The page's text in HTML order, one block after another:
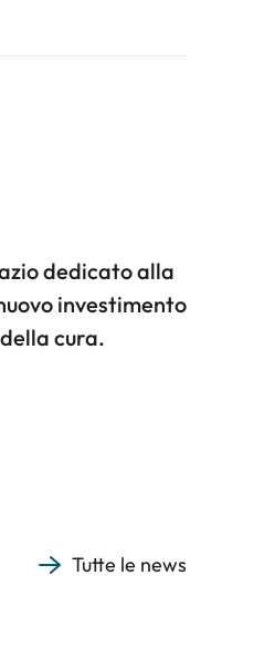
dedicato alla
investimento
cura.
Tutte le news